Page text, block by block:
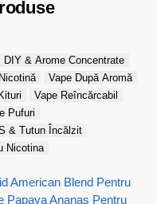
DIY & Arome Concentrate
Vape După Aromă
Vape Reîncărcabil
Pufuri
& Tutun Încălzit
Nicotina
American Blend Pentru
Papaya Ananas Pentru